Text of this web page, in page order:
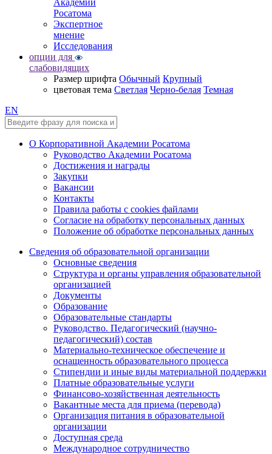
Росатома
Экспертное
мнение
Исследования
опции для
слабовидящих
Размер шрифта Обычный Крупный
цветовая тема Светлая Черно-белая Темная
EN
О Корпоративной Академии Росатома
Руководство Академии Росатома
Достижения и награды
Закупки
Вакансии
Контакты
Правила работы с cookies файлами
Согласие на обработку персональных данных
Положение об обработке персональных данных
Сведения об образовательной организации
Основные сведения
Структура и органы управления образовательной
организацией
Документы
Образование
Образовательные стандарты
Руководство. Педагогический (научно-
педагогический) состав
Материально-техническое обеспечение и
оснащенность образовательного процесса
Стипендии и иные виды материальной поддержки
Платные образовательные услуги
Финансово-хозяйственная деятельность
Вакантные места для приема (перевода)
Организация питания в образовательной
организации
Доступная среда
Международное сотрудничество